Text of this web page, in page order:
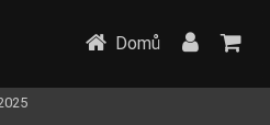
Domů